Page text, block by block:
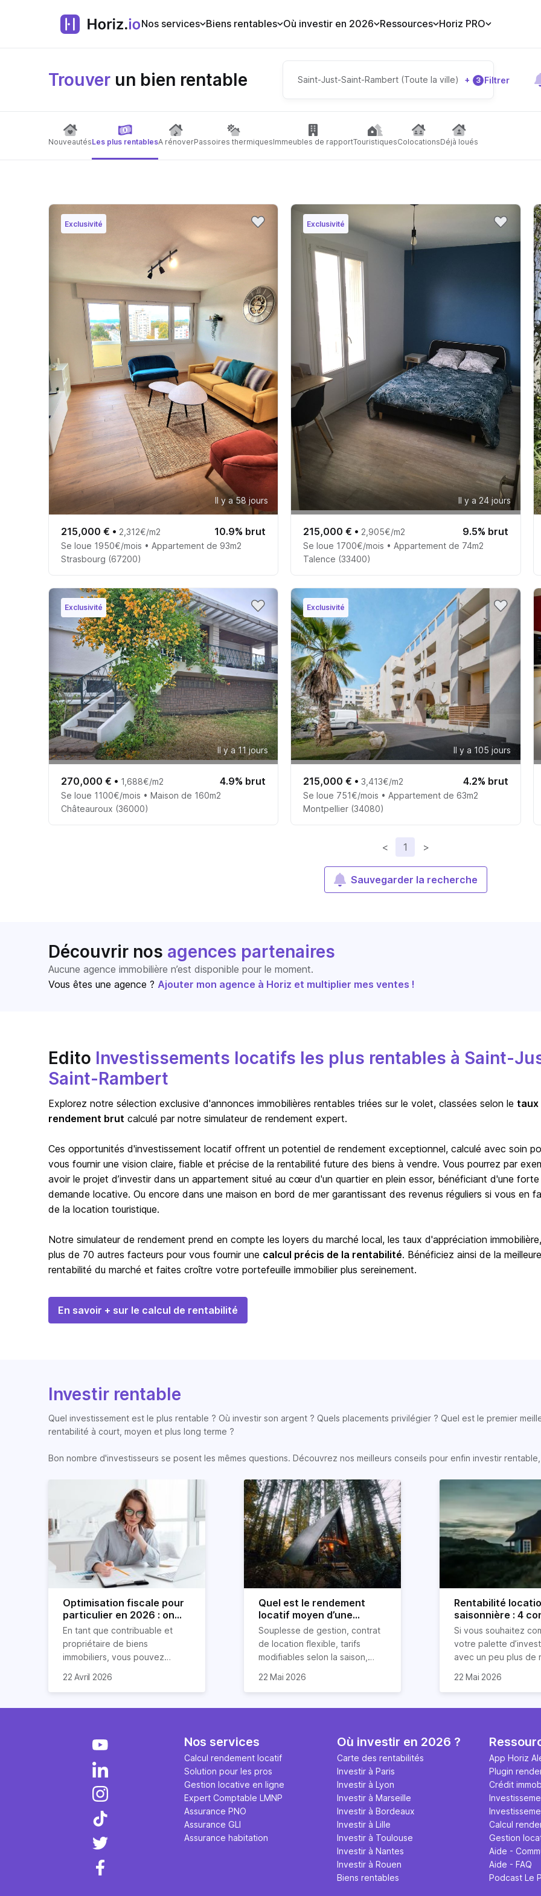
Nos services Biens rentables Où investir en 2026 Ressources Horiz PRO
Trouver un bien rentable Saint-Just-Saint-Rambert (Toute la ville) + 3 Filtrer
NouveautésLes plus rentablesA rénoverPassoires thermiquesImmeubles de rapportTouristiquesColocationsDéjà loués
Exclusivité
Il y a 58 jours
215,000 € • 2,312€/m2 10.9% brut
Se loue 1950€/mois • Appartement de 93m2
Strasbourg (67200)
Exclusivité
Il y a 24 jours
215,000 € • 2,905€/m2 9.5% brut
Se loue 1700€/mois • Appartement de 74m2
Talence (33400)
Exclusivité
Il y a 11 jours
270,000 € • 1,688€/m2 4.9% brut
Se loue 1100€/mois • Maison de 160m2
Châteauroux (36000)
Exclusivité
Il y a 105 jours
215,000 € •3,413€/m2 4.2% brut
Se loue 751€/mois • Appartement de 63m2
Montpellier (34080)
< 1 >
Sauvegarder la recherche
Découvrir nos agences partenaires
Aucune agence immobilière n’est disponible pour le moment.
Vous êtes une agence ? Ajouter mon agence à Horiz et multiplier mes ventes !
Edito Investissements locatifs les plus rentables à Saint-
Saint-Rambert
Explorez notre sélection exclusive d'annonces immobilières rentables triées sur le volet, classées selon le taux
rendement brut calculé par notre simulateur de rendement expert.
Ces opportunités d'investissement locatif offrent un potentiel de rendement exceptionnel, calculé avec soin
vous fournir une vision claire, fiable et précise de la rentabilité future des biens à vendre. Vous pourrez par
avoir le projet d’investir dans un appartement situé au cœur d'un quartier en plein essor, bénéficiant d'une forte
demande locative. Ou encore dans une maison en bord de mer garantissant des revenus réguliers si vous en
de la location touristique.
Notre simulateur de rendement prend en compte les loyers du marché local, les taux d'appréciation
plus de 70 autres facteurs pour vous fournir une calcul précis de la rentabilité. Bénéficiez ainsi de la meilleure
rentabilité du marché et faites croître votre portefeuille immobilier plus sereinement.
En savoir + sur le calcul de rentabilité
Investir rentable
Quel investissement est le plus rentable ? Où investir son argent ? Quels placements privilégier ? Quel est le premier
rentabilité à court, moyen et plus long terme ?
Bon nombre d'investisseurs se posent les mêmes questions. Découvrez nos meilleurs conseils pour enfin investir
Optimisation fiscale pour
particulier en 2026 : on
vous explique tout
En tant que contribuable et
propriétaire de biens
immobiliers, vous pouvez
imposition en optimisant votre
nombreuses méthodes légales
notre article.
22 Avril 2026
Quel est le rendement
locatif moyen d’une
location Airbnb ?
Souplesse de gestion, contrat
de location flexible, tarifs
modifiables selon la saison,
d’impayés de loyers… la
comporte de nombreux
également un rendement
surtout si vous louez votre bien
via Airbnb.
appartement sera dans ce
rendement locatif sur Airbnb
fonction de plusieurs facteurs :
taux d’occupation, frais
d’exploitation et qualité de
gestion. Les détails dans cet
article.
22 Mai 2026
Rentabilité
saisonnière : 4
Si vous souhaitez
votre palette
avec un peu plus de
dans l’immobilier ou
Durée) peut être
de la location
condition de
compte quelques
et surtout, à
pas tout miser
nous y reviendrons.
4 conseils précieux
réussir votre
location Airbnb !
22 Mai 2026
Nos services
Calcul rendement locatif
Solution pour les pros
Gestion locative en ligne
Expert Comptable LMNP
Assurance PNO
Assurance GLI
Assurance habitation
Où investir en 2026 ?
Carte des rentabilités
Investir à Paris
Investir à Lyon
Investir à Marseille
Investir à Bordeaux
Investir à Lille
Investir à Toulouse
Investir à Nantes
Investir à Rouen
Biens rentables
App Horiz
Plugin
Crédit
Calcul
Gestion
Aide -
Aide - FAQ
Podcast Le